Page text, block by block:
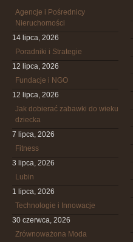
Agencje i Pośrednicy
Nieruchomości
14 lipca, 2026
Poradniki i Strategie
12 lipca, 2026
Fundacje i NGO
12 lipca, 2026
Jak dobierać zabawki do wieku
dziecka
7 lipca, 2026
Fitness
3 lipca, 2026
Lubin
1 lipca, 2026
Technologie i Innowacje
30 czerwca, 2026
Zrównoważona Moda